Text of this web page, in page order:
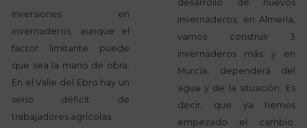
inversiones en
invernaderos, aunque el
factor limitante puede
que sea la mano de obra.
En el Valle del Ebro hay un
serio déficit de
trabajadores agrícolas.
desarrollo de nuevos
invernaderos; en Almería,
vamos construir 3
invernaderos más; y en
Murcia, dependerá del
agua y de la situación. Es
decir, que ya hemos
empezado el cambio.